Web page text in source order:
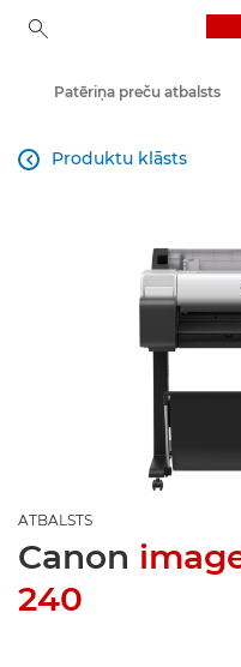
Patēriņa preču atbalsts
Produktu klāsts

ATBALSTS
Canon
240